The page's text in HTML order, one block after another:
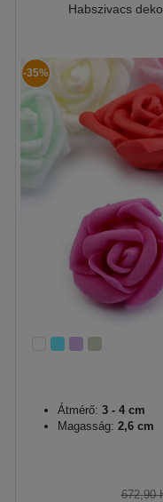
Habszivacs
-35%
Átmérő: 3 - 4 cm
Magasság: 2,6 cm
672,90